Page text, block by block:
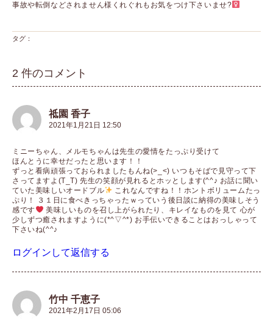
事故や転倒などされません様くれぐれもお気をつけ下さいませ?‍
タグ：
2 件のコメント
祗園 香子
2021年1月21日 12:50
ミニーちゃん、メルモちゃんは先生の愛情をたっぷり受けて
ほんとうに幸せだったと思います！！
ずっと看病頑張っておられましたもんね(>_<) いつもそばで見守って下
さってますよ(T_T) 先生の笑顔が見れるとホッとします(^^♪ お話に聞い
ていた美味しいオードブル
これなんですね！！ホントボリュームたっ
ぷり！ ３１日に食べきっちゃったｗっていう後日談に納得の美味しそう
感です
美味しいものを召し上がられたり、キレイなものを見て 心が
少しずつ癒されますように(*^▽^*) お手伝いできることはおっしゃって
下さいね(^^♪
ログインして返信する
竹中 千恵子
2021年2月17日 05:06